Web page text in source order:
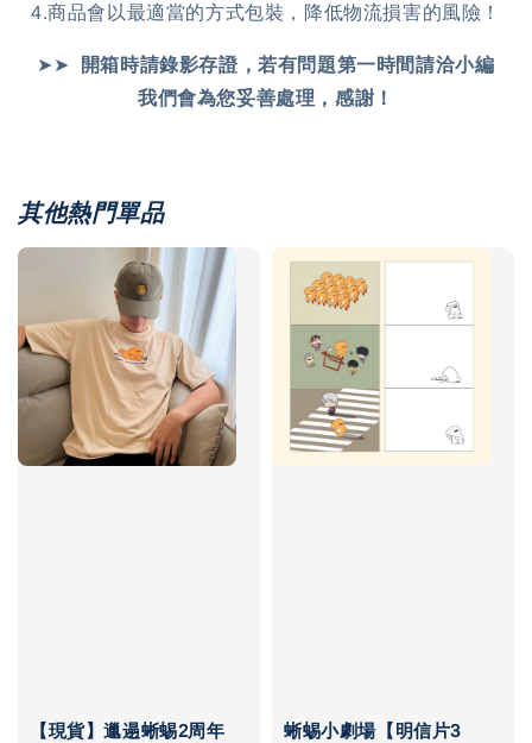
4.商品會以最適當的方式包裝，降低物流損害的風險！
➤➤ 開箱時請錄影存證，若有問題第一時間請洽小編
我們會為您妥善處理，感謝！
其他熱門單品
【現貨】邋遢蜥蜴2周年
蜥蜴小劇場【明信片3